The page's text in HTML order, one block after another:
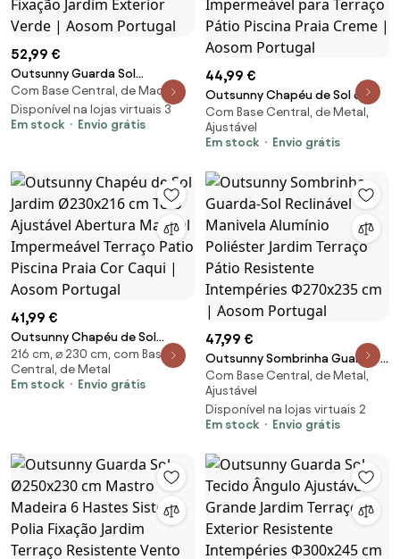
52,99 €
Outsunny Guarda Sol
Ø300x250 cm Chapéu de Sol
Mastro Madeira 8 Hastes
Sistema Polia Fixação Jardim
Com Base Central, de Madeira
Disponível na lojas virtuais 3
Em stock
Envio grátis
44,99 €
Outsunny Chapéu de Sol de
Jardim Ø230x216 cm com Teto
Ajustável Abertura Manual
Impermeável para Terraço Pátio
Portugal
Com Base Central, de Metal,
Ajustável
Em stock
Envio grátis
41,99 €
Outsunny Chapéu de Sol
Jardim Ø230x216 cm Teto
Ajustável Abertura Manual
Impermeável Terraço Pátio
216 cm, ⌀ 230 cm, com Base
Central, de Metal
Em stock
Envio grátis
47,99 €
Outsunny Sombrinha Guarda-
Sol Reclinável Manivela Alumínio
Poliéster Jardim Terraço Pátio
Resistente Intempéries
Φ270x235 cm | Aosom Portugal
Com Base Central, de Metal,
Ajustável
Disponível na lojas virtuais 2
Em stock
Envio grátis